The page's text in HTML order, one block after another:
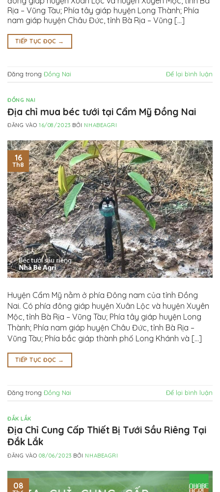
Rịa – Vũng Tàu; Phía tây giáp huyện Long Thành; Phía
nam giáp huyện Châu Đức, tỉnh Bà Rịa – Vũng [...]
TIẾP TỤC ĐỌC →
Đăng trong Đồng Nai Để lại bình luận
ĐỒNG NAI
Địa chỉ mua béc tưới tại Cẩm Mỹ Đồng Nai
ĐĂNG VÀO16/08/2023 BỞI NHABEAGRI
16
Th8
Huyện Cẩm Mỹ nằm ở phía Đông nam của tỉnh Đồng
Nai. Có phía đông giáp huyện Xuân Lộc và huyện Xuyên
Mộc, tỉnh Bà Rịa – Vũng Tàu; Phía tây giáp huyện Long
Thành; Phía nam giáp huyện Châu Đức, tỉnh Bà Rịa –
Vũng Tàu; Phía bắc giáp thành phố Long Khánh và […]
TIẾP TỤC ĐỌC →
Đăng trong Đồng Nai Để lại bình luận
ĐẮK LẮK
Địa Chỉ Cung Cấp Thiết Bị Tưới Sầu Riêng Tại
Đắk Lắk
ĐĂNG VÀO08/06/2023 BỞI NHABEAGRI
08